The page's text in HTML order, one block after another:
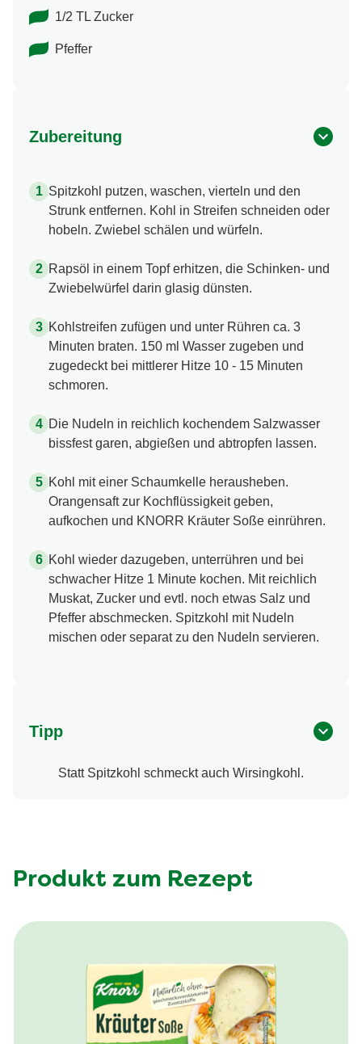
1/2 TL Zucker
Pfeffer
Zubereitung
Spitzkohl putzen, waschen, vierteln und den
Strunk entfernen. Kohl in Streifen schneiden oder
hobeln. Zwiebel schälen und würfeln.
Rapsöl in einem Topf erhitzen, die Schinken- und
Zwiebelwürfel darin glasig dünsten.
Kohlstreifen zufügen und unter Rühren ca. 3
Minuten braten. 150 ml Wasser zugeben und
zugedeckt bei mittlerer Hitze 10 - 15 Minuten
schmoren.
Die Nudeln in reichlich kochendem Salzwasser
bissfest garen, abgießen und abtropfen lassen.
Kohl mit einer Schaumkelle herausheben.
Orangensaft zur Kochflüssigkeit geben,
aufkochen und KNORR Kräuter Soße einrühren.
Kohl wieder dazugeben, unterrühren und bei
schwacher Hitze 1 Minute kochen. Mit reichlich
Muskat, Zucker und evtl. noch etwas Salz und
Pfeffer abschmecken. Spitzkohl mit Nudeln
mischen oder separat zu den Nudeln servieren.
Tipp
Statt Spitzkohl schmeckt auch Wirsingkohl.
Produkt zum Rezept